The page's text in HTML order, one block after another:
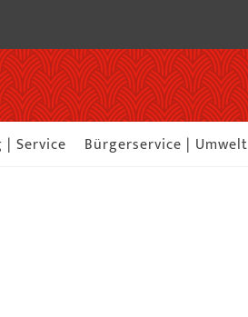
Service Bürgerservice | Umwelt